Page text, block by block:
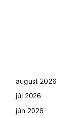
august 2026
júl 2026
jún 2026